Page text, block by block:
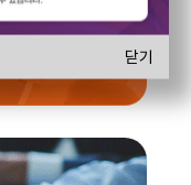
닫기